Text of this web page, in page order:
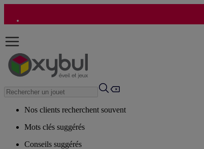
Nos clients recherchent souvent
Mots clés suggérés
Conseils suggérés